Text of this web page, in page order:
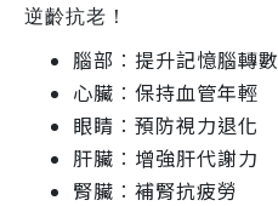
逆齡抗老！
腦部︰提升記憶腦轉數
心臟︰保持血管年輕
眼睛︰預防視力退化
肝臟︰增強肝代謝力
腎臟︰補腎抗疲勞